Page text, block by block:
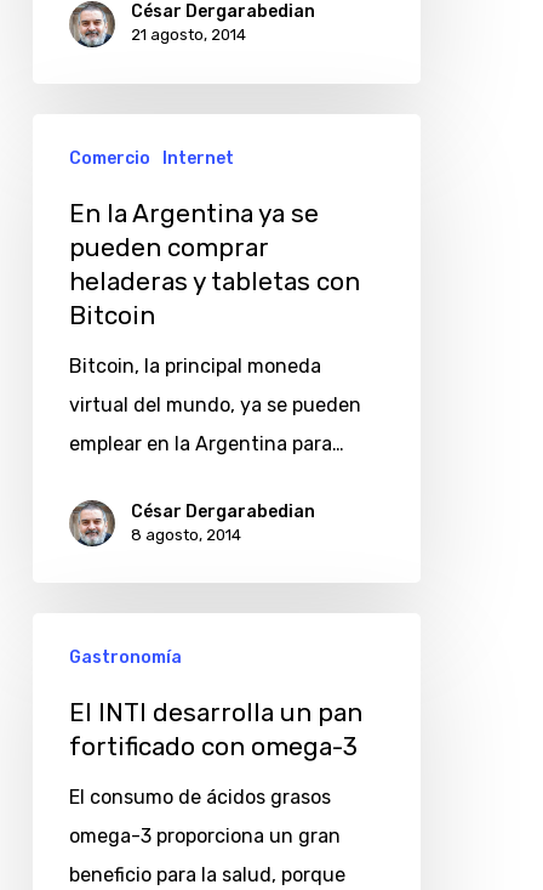
«InnovadoresCésar Dergarabedian
21 agosto, 2014
Argentina
pueden
comprar
heladeras
Comercio Internet
En la Argentina ya se
pueden comprar
heladeras y tabletas con
Bitcoin
Bitcoin, la principal moneda
virtual del mundo, ya se pueden
emplear en la Argentina para…
César Dergarabedian
8 agosto, 2014
desarrolla
Gastronomía
El INTI desarrolla un pan
fortificado con omega-3
El consumo de ácidos grasos
omega-3 proporciona un gran
beneficio para la salud, porque